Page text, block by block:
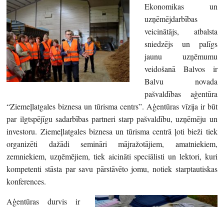
Ekonomikas un
uzņēmējdarbības
veicinātājs, atbalsta
sniedzējs un palīgs
jaunu uzņēmumu
veidošanā Balvos ir
Balvu novada
pašvaldības aģentūra
“Ziemeļlatgales biznesa un tūrisma centrs”. Aģentūras vīzija ir būt
par ilgtspējīgu sadarbības partneri starp pašvaldību, uzņēmēju un
investoru. Ziemeļlatgales biznesa un tūrisma centrā ļoti bieži tiek
organizēti dažādi semināri mājražotājiem, amatniekiem,
zemniekiem, uzņēmējiem, tiek aicināti speciālisti un lektori, kuri
kompetenti stāsta par savu pārstāvēto jomu, notiek starptautiskas
konferences.
Aģentūras durvis ir